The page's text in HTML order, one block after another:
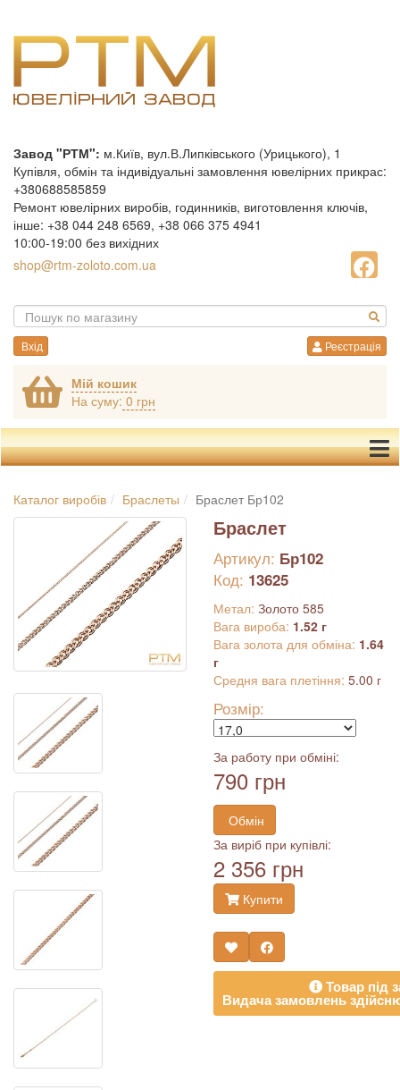
Завод "РТМ": м.Київ, вул.В.Липківського (Урицького), 1
Купівля, обмін та індивідуальні замовлення ювелірних прикрас:
+380688585859
Ремонт ювелірних виробів, годинників, виготовлення ключів,
інше: +38 044 248 6569, +38 066 375 4941
10:00-19:00 без вихідних
shop@rtm-zoloto.com.ua
Вхід Реєстрація
Мій кошик
На суму: 0 грн
Каталог виробів Браслеты Браслет Бр102
Браслет
Артикул: Бр102
Код: 13625
Метал: Золото 585
Вага вироба: 1.52 г
Вага золота для обміна: 1.64
г
Средня вага плетіння: 5.00 г
Розмір:
За работу при обміні:
790 грн
Обмін
За виріб при купівлі:
2 356 грн
Купити
Товар під
Видача замовлень